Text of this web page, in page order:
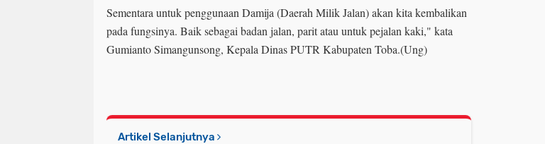
Sementara untuk penggunaan Damija (Daerah Milik Jalan) akan kita kembalikan
pada fungsinya. Baik sebagai badan jalan, parit atau untuk pejalan kaki," kata
Gumianto Simangunsong, Kepala Dinas PUTR Kabupaten Toba.(Ung)
Artikel Selanjutnya